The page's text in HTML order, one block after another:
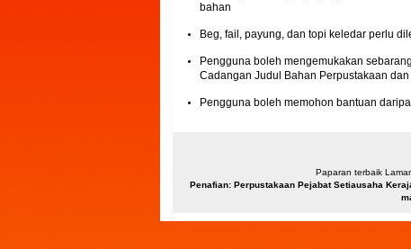
bahan
Beg, fail, payung, dan topi keledar perlu
Pengguna boleh mengemukakan
Cadangan Judul Bahan Perpustakaan
Pengguna boleh memohon bantuan
Paparan terbaik
Penafian: Perpustakaan Pejabat Setiausaha